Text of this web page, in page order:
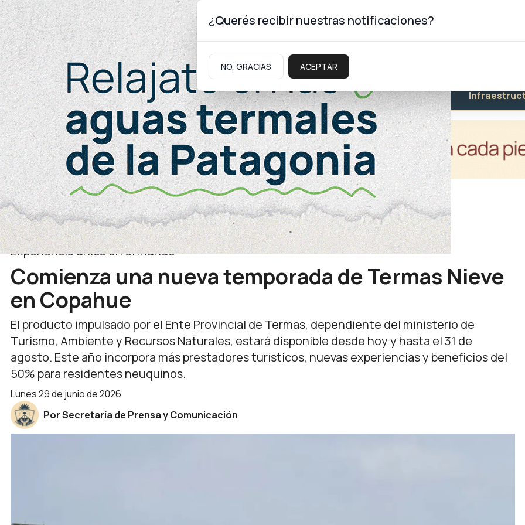
Sábado 8 deAgosto de 2026
Neuquinidad Gabinete Turismo Educación Salud
Turismo
Experiencia única en el mundo
Comienza una nueva temporada de Termas Nieve
en Copahue
El producto impulsado por el Ente Provincial de Termas, dependiente del ministerio de
Turismo, Ambiente y Recursos Naturales, estará disponible desde hoy y hasta el 31 de
agosto. Este año incorpora más prestadores turísticos, nuevas experiencias y beneficios del
50% para residentes neuquinos.
lunes 29 de junio de 2026
Por Secretaría de Prensa y Comunicación
¿Querés recibir nuestras notificaciones?
NO, GRACIAS ACEPTAR